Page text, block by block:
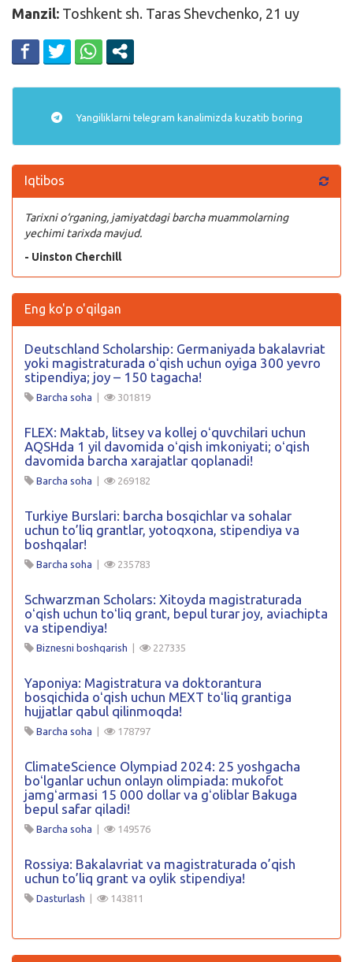
Manzil: Toshkent sh. Taras Shevchenko, 21 uy
Yangiliklarni telegram kanalimizda kuzatib boring
Iqtibos
Tarixni o‘rganing, jamiyatdagi barcha muammolarning
yechimi tarixda mavjud.
- Uinston Cherchill
Eng ko'p o'qilgan
Deutschland Scholarship: Germaniyada bakalavriat
yoki magistraturada oʻqish uchun oyiga 300 yevro
stipendiya; joy – 150 tagacha!
Barcha soha | 301819
FLEX: Maktab, litsey va kollej oʻquvchilari uchun
AQSHda 1 yil davomida oʻqish imkoniyati; oʻqish
davomida barcha xarajatlar qoplanadi!
Barcha soha | 269182
Turkiye Burslari: barcha bosqichlar va sohalar
uchun to’liq grantlar, yotoqxona, stipendiya va
boshqalar!
Barcha soha | 235783
Schwarzman Scholars: Xitoyda magistraturada
oʻqish uchun toʻliq grant, bepul turar joy, aviachipta
va stipendiya!
Biznesni boshqarish | 227335
Yaponiya: Magistratura va doktorantura
bosqichida oʻqish uchun MEXT toʻliq grantiga
hujjatlar qabul qilinmoqda!
Barcha soha | 178797
ClimateScience Olympiad 2024: 25 yoshgacha
boʻlganlar uchun onlayn olimpiada: mukofot
jamgʻarmasi 15 000 dollar va gʻoliblar Bakuga
bepul safar qiladi!
Barcha soha | 149576
Rossiya: Bakalavriat va magistraturada o’qish
uchun to’liq grant va oylik stipendiya!
Dasturlash | 143811